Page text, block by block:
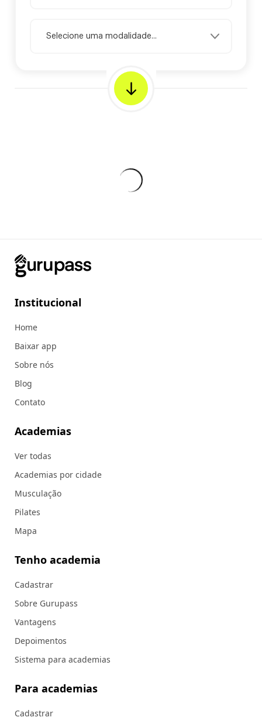
Selecione uma modalidade...
Institucional
Home
Baixar app
Sobre nós
Blog
Contato
Academias
Ver todas
Academias por cidade
Musculação
Pilates
Mapa
Tenho academia
Cadastrar
Sobre Gurupass
Vantagens
Depoimentos
Sistema para academias
Para academias
Cadastrar